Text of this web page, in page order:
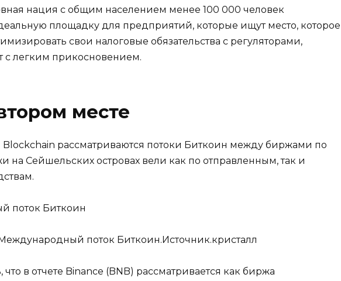
нация с общим населением менее 100 000 человек
площадку для предприятий, которые ищут место, которое
свои налоговые обязательства с регуляторами,
с легким прикосновением.
месте
Blockchain рассматриваются потоки Биткоин между биржами по
на Сейшельских островах вели как по отправленным, так и
поток Биткоин.Источник.кристалл
что в отчете Binance (BNB) рассматривается как биржа